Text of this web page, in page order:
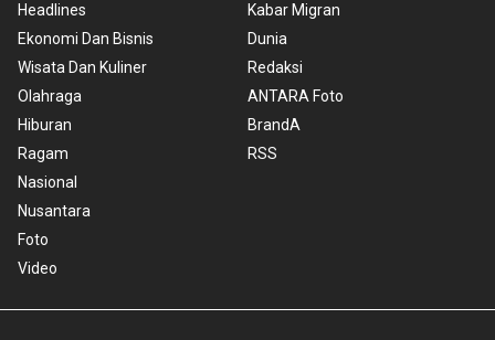
Headlines
Ekonomi Dan Bisnis
Wisata Dan Kuliner
Olahraga
Hiburan
Ragam
Nasional
Nusantara
Foto
Video
Kabar Migran
Dunia
Redaksi
ANTARA Foto
BrandA
RSS